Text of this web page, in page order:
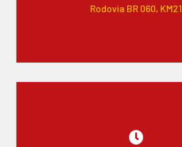
Rodovia BR 060, KM21